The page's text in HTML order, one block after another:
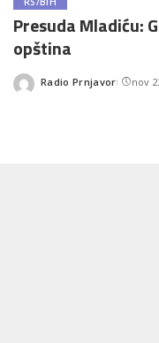
Presuda Mladiću:
opština
Posted
Radio Prnjavor nov